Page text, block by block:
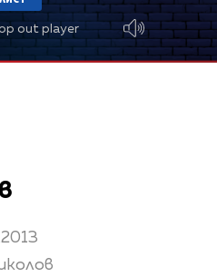
out player